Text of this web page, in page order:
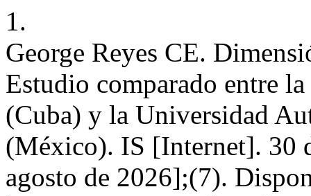
1.
George Reyes CE.
Estudio comparado entre
(Cuba) y la Universidad
(México). IS [Internet]. 30
agosto de 2026];(7).